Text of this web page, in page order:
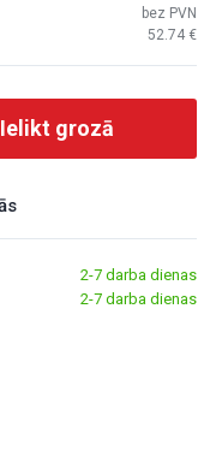
52.74
bez PVN
Ielikt grozā
2-7 darba dienas
2-7 darba dienas